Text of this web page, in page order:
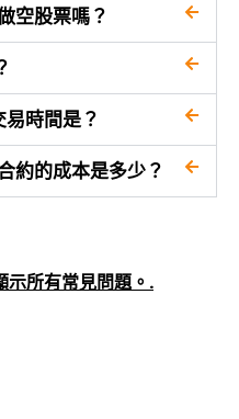
空股票嗎？
時間是？
約的成本是多少？
示所有常見問題。.